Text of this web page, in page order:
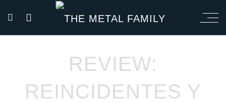
REVIEW:
REINCIDENTES Y